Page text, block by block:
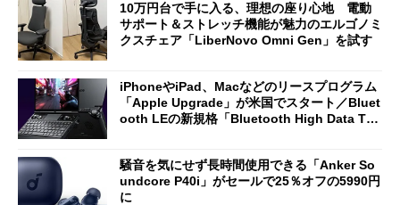
10万円台で手に入る、理想の座り心地 電動
サポート＆ストレッチ機能が魅力のエルゴノミ
クスチェア「LiberNovo Omni Gen」を試す
iPhoneやiPad、Macなどのリースプログラム
「Apple Upgrade」が米国でスタート／Bluet
ooth LEの新規格「Bluetooth High Data Thr
騒音を気にせず長時間使用できる「Anker So
undcore P40i」がセールで25％オフの5990円
に